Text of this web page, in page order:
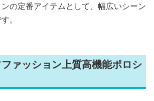
の定番アイテムとして、幅広いシーン
。
ァッション上質高機能ポロシ